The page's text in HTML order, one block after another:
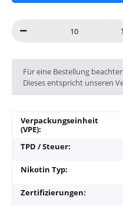
x
Für eine Bestellung
Dieses entspricht unseren
Verpackungseinheit
(VPE):
TPD / Steuer:
Nikotin Typ:
Zertifizierungen: